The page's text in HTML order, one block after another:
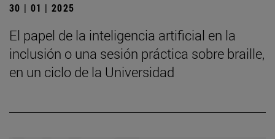
30 | 01 | 2025
El papel de la inteligencia artificial en la
inclusión o una sesión práctica sobre braille,
en un ciclo de la Universidad